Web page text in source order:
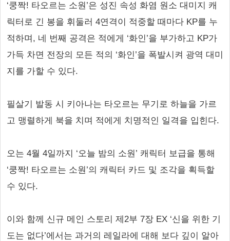
‘쿵짝! 타오르는 소원’은 성진 속성 화염 원소 대미지 캐
릭터로 긴 봉을 휘둘러 4연격이 적중할 때마다 KP를 누
적하며, 네 번째 공격은 적에게 ‘화인’을 부가하고 KP가
가득 차면 전장의 모든 적의 ‘화인’을 폭발시켜 광역 대미
지를 가할 수 있다.
필살기 발동 시 키아나는 타오르는 무기로 하늘을 가르
고 맹렬하게 북을 치며 적에게 치명적인 일격을 입힌다.
오는 4월 4일까지 ‘오늘 밤의 소원’ 캐릭터 보급을 통해
‘쿵짝! 타오르는 소원’의 캐릭터 카드 및 조각을 획득할
수 있다.
이와 함께 신규 메인 스토리 제2부 7장 EX ‘신을 위한 기
도는 없다’에서는 과거의 레일라에 대해 보다 깊이 알아